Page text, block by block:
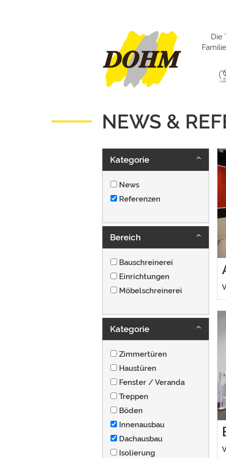
Die
NEWS &
Kategorie
News
Referenzen
Bereich
Bauschreinerei
Einrichtungen
Möbelschreinerei
Kategorie
Zimmertüren
Haustüren
Fenster / Veranda
Treppen
Böden
Innenausbau
Dachausbau
Isolierung